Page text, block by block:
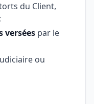
du Client,
versées par le
ou